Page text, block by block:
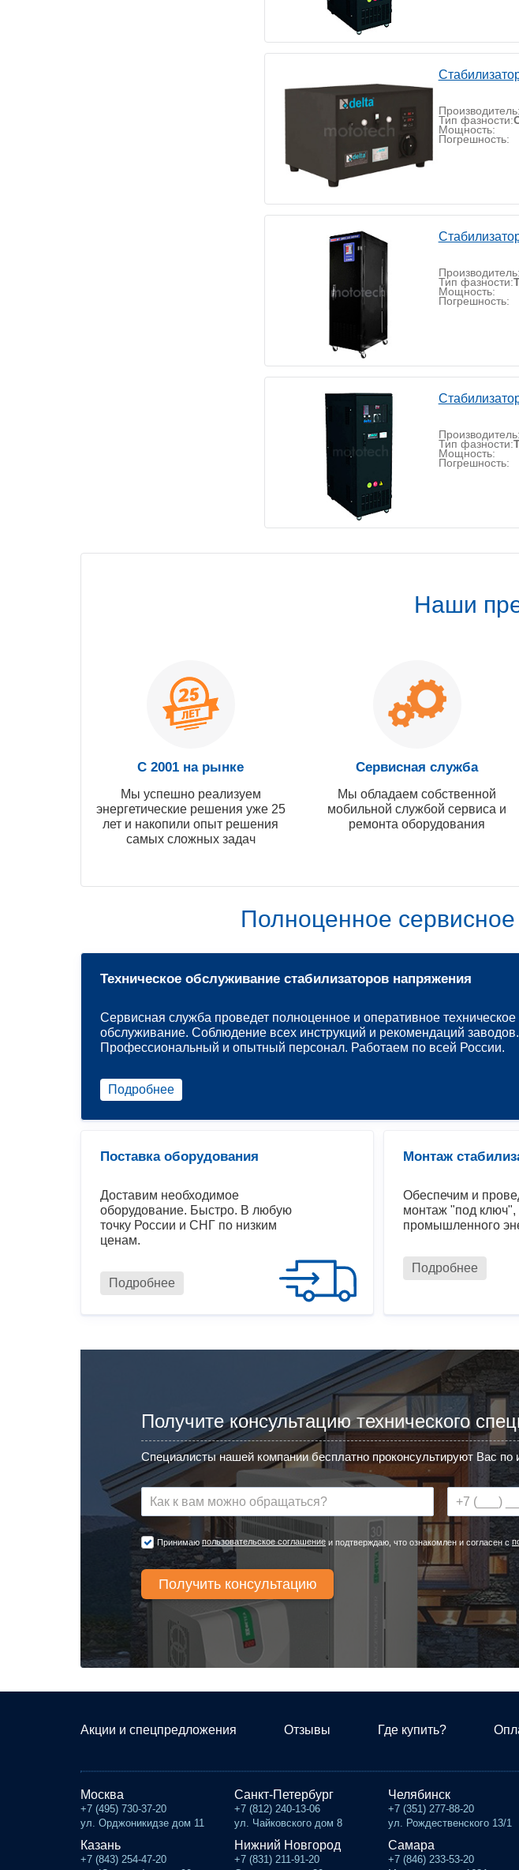
Производитель:
Тип фазности:
Мощность:
Погрешность:
Производитель:
Тип фазности:
Мощность:
Погрешность:
Производитель:
Тип фазности:
Мощность:
Погрешность:
Наши
С 2001 на рынке
Мы успешно реализуем
энергетические решения уже 25
лет и накопили опыт решения
самых сложных задач
Сервисная служба
Мы обладаем собственной
мобильной службой сервиса и
ремонта оборудования
Полноценное
Техническое обслуживание стабилизаторов напряжения
Сервисная служба проведет полноценное и оперативное техническое
обслуживание. Соблюдение всех инструкций и рекомендаций заводов.
Профессиональный и опытный персонал. Работаем по всей России.
Подробнее
Поставка оборудования
Доставим необходимое
оборудование. Быстро. В любую
точку России и СНГ по низким
ценам.
Подробнее
Монтаж
Обеспечим и
монтаж "под ключ",
промышленного
Подробнее
Получите консультацию технического
Специалисты нашей компании бесплатно проконсультируют Вас
Принимаюпользовательское соглашение и подтверждаю, что ознакомлен и согласен с
Акции и спецпредложения Отзывы Где купить?
Москва
+7 (495) 730-37-20
ул. Орджоникидзе дом 11
Санкт-Петербург
+7 (812) 240-13-06
ул. Чайковского дом 8
Челябинск
+7 (351) 277-88-20
ул. Рождественского 13/1
Казань
+7 (843) 254-47-20
Нижний Новгород
+7 (831) 211-91-20
Самара
+7 (846) 233-53-20